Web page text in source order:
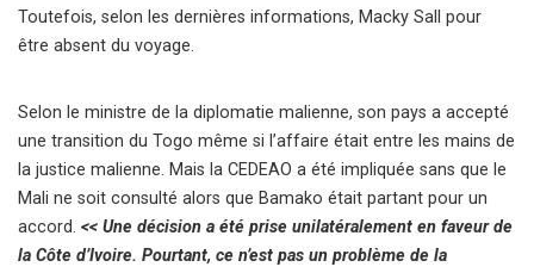
Toutefois, selon les dernières informations, Macky Sall pour
être absent du voyage.
Selon le ministre de la diplomatie malienne, son pays a accepté
une transition du Togo même si l’affaire était entre les mains de
la justice malienne. Mais la CEDEAO a été impliquée sans que le
Mali ne soit consulté alors que Bamako était partant pour un
accord. << Une décision a été prise unilatéralement en faveur de
la Côte d’Ivoire. Pourtant, ce n’est pas un problème de la